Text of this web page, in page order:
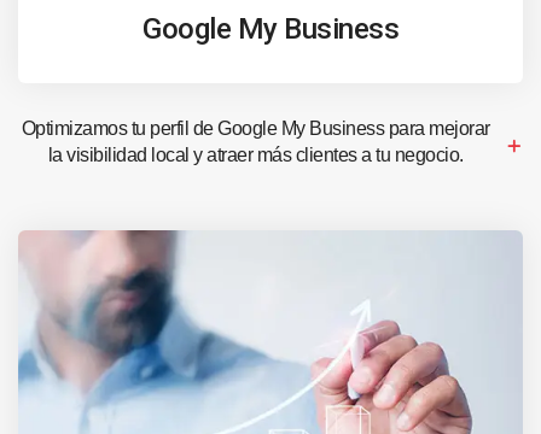
Google My Business
Optimizamos tu perfil de Google My Business para mejorar
la visibilidad local y atraer más clientes a tu negocio.